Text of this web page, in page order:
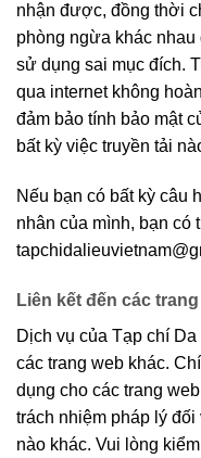
nhận được, đồng thời
phòng ngừa khác nhau
sử dụng sai mục đích.
qua internet không
đảm bảo tính bảo mật
bất kỳ việc truyền tải
Nếu bạn có bất kỳ câu
nhân của mình, bạn có
Liên kết đến các
Dịch vụ của Tạp chí
các trang web khác.
dụng cho các trang
trách nhiệm pháp lý
nào khác. Vui lòng